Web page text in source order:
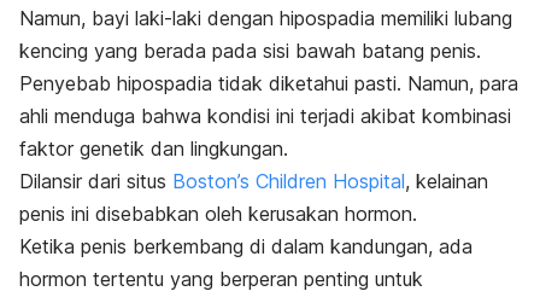
Namun, bayi laki-laki dengan hipospadia memiliki lubang
kencing yang berada pada sisi bawah batang penis.
Penyebab hipospadia tidak diketahui pasti. Namun, para
ahli menduga bahwa kondisi ini terjadi akibat kombinasi
faktor genetik dan lingkungan.
Dilansir dari situs Boston’s Children Hospital, kelainan
penis ini disebabkan oleh kerusakan hormon.
Ketika penis berkembang di dalam kandungan, ada
hormon tertentu yang berperan penting untuk